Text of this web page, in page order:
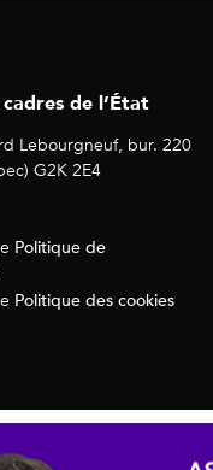
de l’État
Lebourgneuf, bur. 220
G2K 2E4
Politique de
Politique des cookies